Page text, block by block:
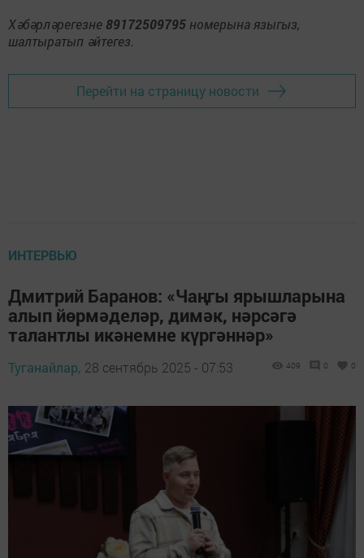
Хәбәрләрегезне 89172509795 номерына языгыз,
шалтыратып әйтегез.
Перейти на страницу новости
ИНТЕРВЬЮ
Дмитрий Баранов: «Чаңгы ярышларына
алып йөрмәделәр, димәк, нәрсәгә
талантлы икәнемне күргәннәр»
Туганайлар, 28 сентябрь 2025 - 07:53 409 0 0